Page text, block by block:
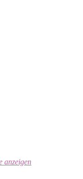
anzeigen